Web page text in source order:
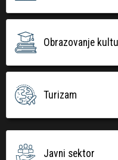
Obrazovanje
Turizam
Javni sektor